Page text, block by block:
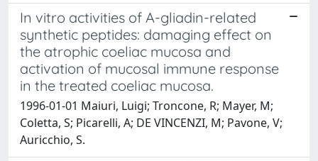
In vitro activities of A-gliadin-related
synthetic peptides: damaging effect on
the atrophic coeliac mucosa and
activation of mucosal immune response
in the treated coeliac mucosa.
1996-01-01 Maiuri, Luigi; Troncone, R; Mayer, M;
Coletta, S; Picarelli, A; DE VINCENZI, M; Pavone, V;
Auricchio, S.